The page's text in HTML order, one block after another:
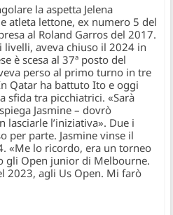
la aspetta Jelena
atleta lettone, ex numero 5 del
al Roland Garros del 2017.
livelli, aveva chiuso il 2024 in
è scesa al 37ª posto del
perso al primo turno in tre
Qatar ha battuto Ito e oggi
sfida tra picchiatrici. «Sarà
Jasmine – dovrò
lasciarle l’iniziativa». Due i
per parte. Jasmine vinse il
«Me lo ricordo, era un torneo
gli Open junior di Melbourne.
2023, agli Us Open. Mi farò